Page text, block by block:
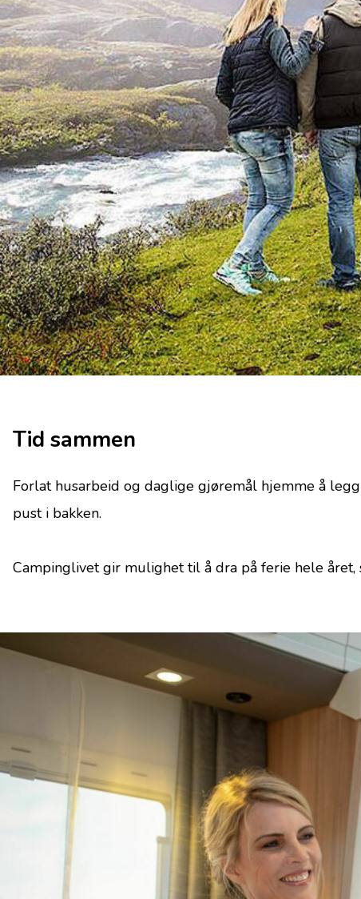
Tid sammen
Forlat husarbeid og daglige gjøremål hjemme å
pust i bakken.
Campinglivet gir mulighet til å dra på ferie hele